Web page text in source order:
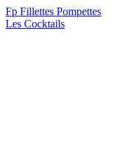
Fp Fillettes Pompettes
Les Cocktails